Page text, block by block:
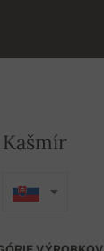
Kašmír